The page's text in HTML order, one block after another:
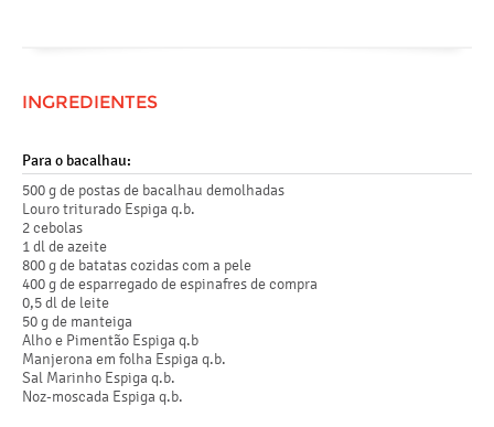
INGREDIENTES
Para o bacalhau:
500 g de postas de bacalhau demolhadas
Louro triturado Espiga q.b.
2 cebolas
1 dl de azeite
800 g de batatas cozidas com a pele
400 g de esparregado de espinafres de compra
0,5 dl de leite
50 g de manteiga
Alho e Pimentão Espiga q.b
Manjerona em folha Espiga q.b.
Sal Marinho Espiga q.b.
Noz-moscada Espiga q.b.